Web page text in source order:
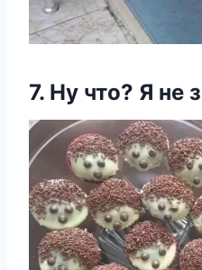
7. Ну чтο? Я не